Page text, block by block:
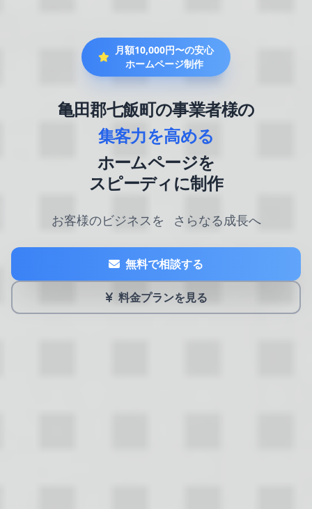
月額10,000円〜の安心
ホームページ制作
亀田郡七飯町の事業者様の
集客力を高める
ホームページを
スピーディに制作
お客様のビジネスを さらなる成長へ
無料で相談する
料金プランを見る